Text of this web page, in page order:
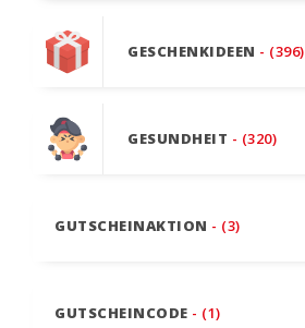
GESCHENKIDEEN - (396)
GESUNDHEIT - (320)
GUTSCHEINAKTION - (3)
GUTSCHEINCODE - (1)